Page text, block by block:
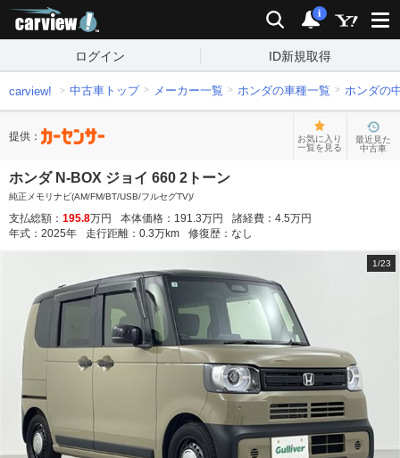
検索 通知
i
ログイン ID新規取得
carview! 中古車トップ メーカー一覧 ホンダの車種一覧 ホンダの
提供：
お気に入り
一覧を見る
最近見た
中古車
ホンダ N-BOX ジョイ 660 2トーン
純正メモリナビ(AM/FM/BT/USB/フルセグTV)/
支払総額： 195.8万円 本体価格： 191.3万円 諸経費： 4.5万円
年式： 2025年 走行距離： 0.3万km 修復歴： なし
1/23